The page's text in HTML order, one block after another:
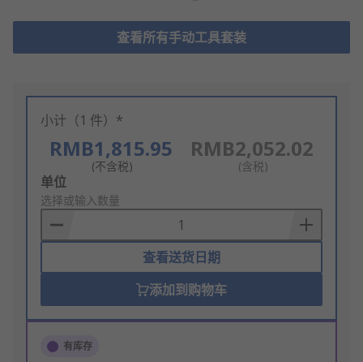
查看所有手动工具套装
小计（1 件）*
RMB1,815.95
(不含税)
RMB2,052.02
(含税)
Add
to
Basket
单位
选择或输入数量
查看送货日期
添加到购物车
有库存